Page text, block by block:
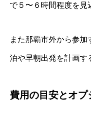
で５〜６時間程度を見
また那覇市外から参
泊や早朝出発を計画す
費用の目安とオプ